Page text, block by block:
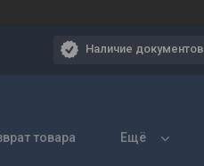
Наличие документов
товара Ещё